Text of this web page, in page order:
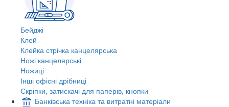
Бейджі
Клей
Клейка стрічка канцелярська
Ножі канцелярські
Ножиці
Інші офісні дрібниці
Скріпки, затискачі для паперів, кнопки
Банківська техніка та витратні матеріали